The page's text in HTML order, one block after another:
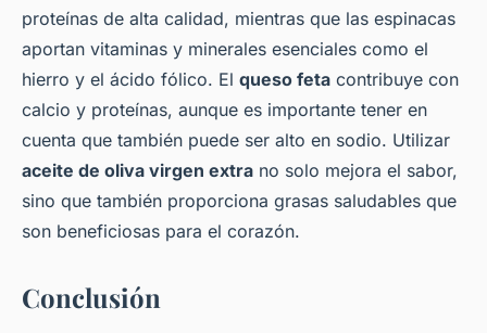
proteínas de alta calidad, mientras que las espinacas
aportan vitaminas y minerales esenciales como el
hierro y el ácido fólico. El queso feta contribuye con
calcio y proteínas, aunque es importante tener en
cuenta que también puede ser alto en sodio. Utilizar
aceite de oliva virgen extra no solo mejora el sabor,
sino que también proporciona grasas saludables que
son beneficiosas para el corazón.
Conclusión